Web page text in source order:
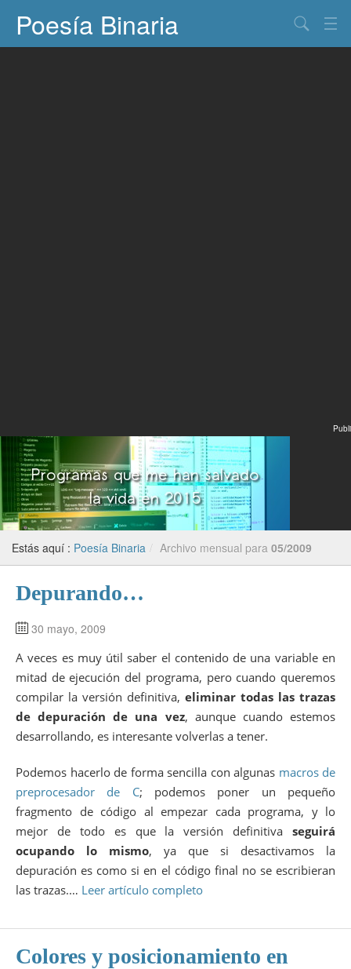
Poesía Binaria
Publi
Estás aquí : Poesía Binaria / Archivo mensual para 05/2009
Depurando…
30 mayo, 2009
A veces es muy útil saber el contenido de una variable en
mitad de ejecución del programa, pero cuando queremos
compilar la versión definitiva, eliminar todas las trazas
de depuración de una vez, aunque cuando estemos
desarrollando, es interesante volverlas a tener.
Podemos hacerlo de forma sencilla con algunas macros de
preprocesador de C; podemos poner un pequeño
fragmento de código al empezar cada programa, y lo
mejor de todo es que la versión definitiva seguirá
ocupando lo mismo, ya que si desactivamos la
depuración es como si en el código final no se escribieran
las trazas.… Leer artículo completo
Colores y posicionamiento en